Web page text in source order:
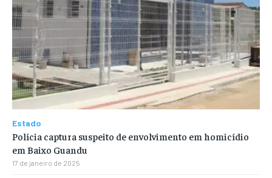
Estado
Polícia captura suspeito de envolvimento em homicídio
em Baixo Guandu
17 de janeiro de 2025